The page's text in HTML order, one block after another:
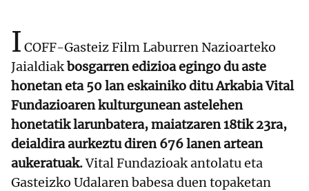
I COFF-Gasteiz Film Laburren Nazioarteko
Jaialdiakbosgarren edizioa egingo du aste
honetan eta 50 lan eskainiko ditu Arkabia Vital
Fundazioaren kulturgunean astelehen
honetatik larunbatera, maiatzaren 18tik 23ra,
deialdira aurkeztu diren 676 lanen artean
aukeratuak.Vital Fundazioak antolatu eta
Gasteizko Udalaren babesa duen topaketan